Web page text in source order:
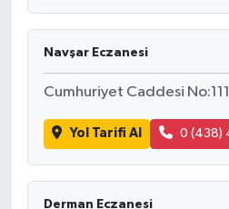
Navşar Eczanesi
Cumhuriyet Caddesi
Yol Tarifi Al 0 (438)
Derman Eczanesi